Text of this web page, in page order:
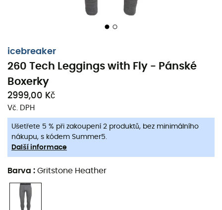
icebreaker
260 Tech Leggings with Fly - Pánské
Boxerky
2999,00 Kč
Vč. DPH
Ušetřete 5 % při zakoupení 2 produktů, bez minimálního
nákupu, s kódem Summer5.
Další informace
Barva : Gritstone Heather
S leggingem termickým
with Fly